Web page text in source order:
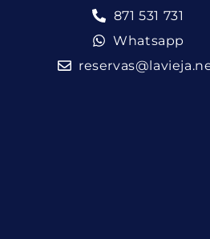
871 531 731
Whatsapp